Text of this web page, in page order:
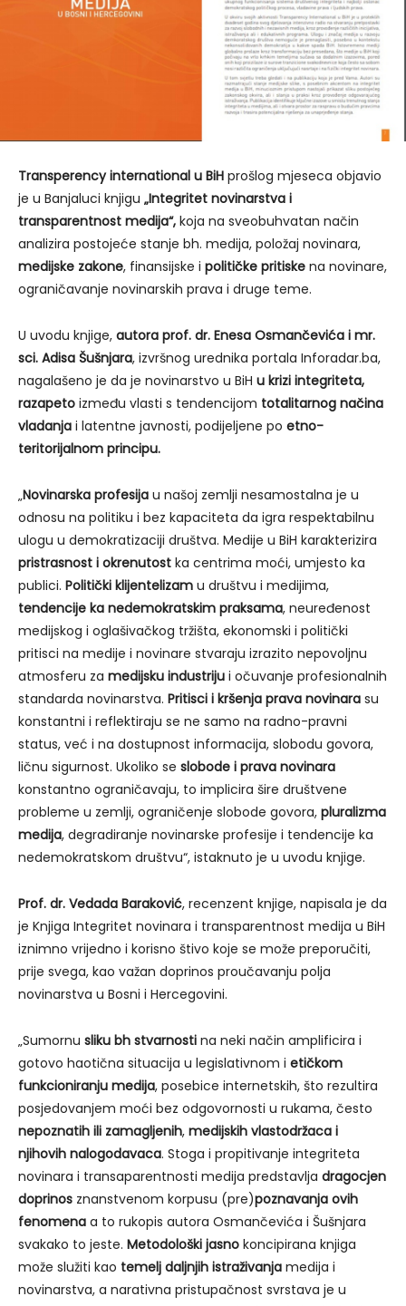
Transperency international u BiH prošlog mjeseca objavio
je u Banjaluci knjigu „Integritet novinarstva i
transparentnost medija“, koja na sveobuhvatan način
analizira postojeće stanje bh. medija, položaj novinara,
medijske zakone, finansijske i političke pritiske na novinare,
ograničavanje novinarskih prava i druge teme.
U uvodu knjige, autora prof. dr. Enesa Osmančevića i mr.
sci. Adisa Šušnjara, izvršnog urednika portala Inforadar.ba,
nagalašeno je da je novinarstvo u BiH u krizi integriteta,
razapeto između vlasti s tendencijom totalitarnog načina
vladanja i latentne javnosti, podijeljene po etno-
teritorijalnom principu.
„Novinarska profesija u našoj zemlji nesamostalna je u
odnosu na politiku i bez kapaciteta da igra respektabilnu
ulogu u demokratizaciji društva. Medije u BiH karakterizira
pristrasnost i okrenutost ka centrima moći, umjesto ka
publici. Politički klijentelizam u društvu i medijima,
tendencije ka nedemokratskim praksama, neuređenost
medijskog i oglašivačkog tržišta, ekonomski i politički
pritisci na medije i novinare stvaraju izrazito nepovoljnu
atmosferu za medijsku industriju i očuvanje profesionalnih
standarda novinarstva. Pritisci i kršenja prava novinara su
konstantni i reflektiraju se ne samo na radno-pravni
status, već i na dostupnost informacija, slobodu govora,
ličnu sigurnost. Ukoliko se slobode i prava novinara
konstantno ograničavaju, to implicira šire društvene
probleme u zemlji, ograničenje slobode govora, pluralizma
medija, degradiranje novinarske profesije i tendencije ka
nedemokratskom društvu“, istaknuto je u uvodu knjige.
Prof. dr. Vedada Baraković, recenzent knjige, napisala je da
je Knjiga Integritet novinara i transparentnost medija u BiH
iznimno vrijedno i korisno štivo koje se može preporučiti,
prije svega, kao važan doprinos proučavanju polja
novinarstva u Bosni i Hercegovini.
„Sumornu sliku bh stvarnosti na neki način amplificira i
gotovo haotična situacija u legislativnom i etičkom
funkcioniranju medija, posebice internetskih, što rezultira
posjedovanjem moći bez odgovornosti u rukama, često
nepoznatih ili zamagljenih, medijskih vlastodržaca i
njihovih nalogodavaca. Stoga i propitivanje integriteta
novinara i transaparentnosti medija predstavlja dragocjen
doprinos znanstvenom korpusu (pre)poznavanja ovih
fenomena a to rukopis autora Osmančevića i Šušnjara
svakako to jeste. Metodološki jasno koncipirana knjiga
može služiti kao temelj daljnjih istraživanja medija i
novinarstva, a narativna pristupačnost svrstava je u